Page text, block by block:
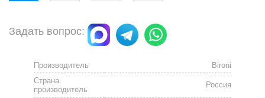
Задать вопрос:
Производитель
Bironi
Страна
производитель
Россия